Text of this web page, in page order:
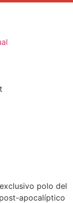
polo del
apocalíptico